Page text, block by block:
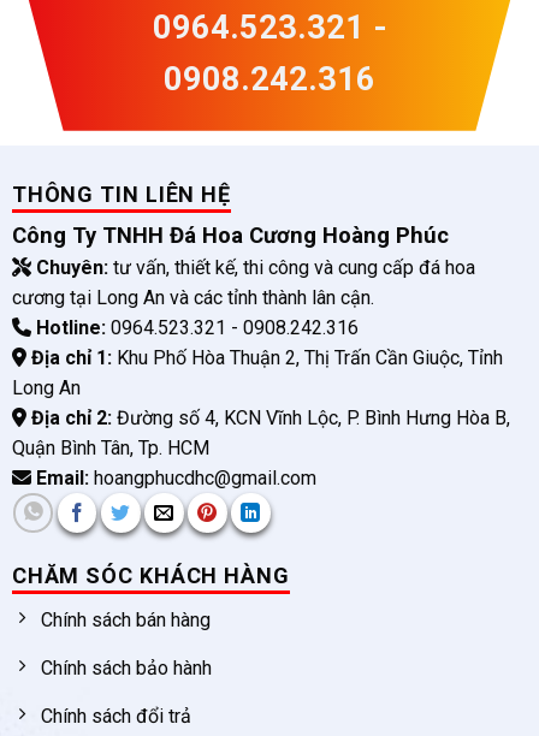
0964.523.321 -
0908.242.316
THÔNG TIN LIÊN HỆ
Công Ty TNHH Đá Hoa Cương Hoàng Phúc
Chuyên:tư vấn, thiết kế, thi công và cung cấp đá hoa
cương tại Long An và các tỉnh thành lân cận.
Hotline:0964.523.321 - 0908.242.316
Địa chỉ 1:Khu Phố Hòa Thuận 2, Thị Trấn Cần Giuộc, Tỉnh
Long An
Địa chỉ 2:Đường số 4, KCN Vĩnh Lộc, P. Bình Hưng Hòa B,
Quận Bình Tân, Tp. HCM
Email:hoangphucdhc@gmail.com
CHĂM SÓC KHÁCH HÀNG
Chính sách bán hàng
Chính sách bảo hành
Chính sách đổi trả